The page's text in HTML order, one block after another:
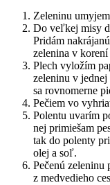
Zeleninu
Do veľkej misy
Pridám
zelenina v
Plech vyložím
zeleninu v
sa rovnomerne
Pečiem vo
Polentu uvarím
nej primiešam
tak do polenty
olej a soľ.
Pečenú zeleninu
z medvedieho